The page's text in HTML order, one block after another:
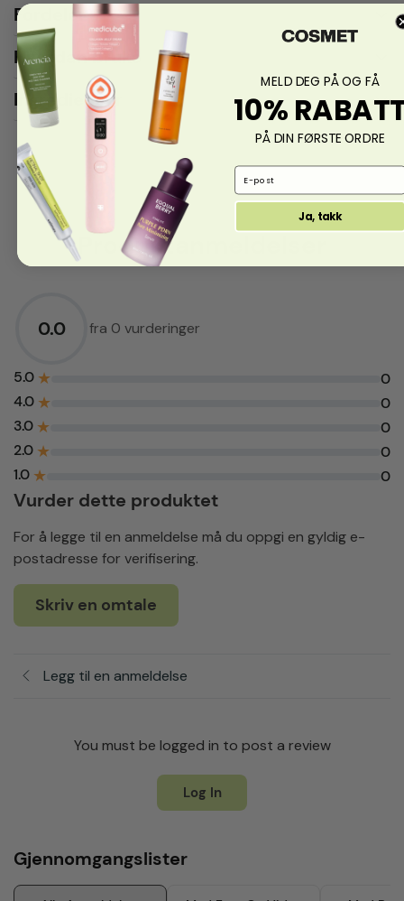
Fordeler
Hvordan bruke
Ingredienser
Produktanmeldelser
0.0 fra 0 vurderinger
5.0 ★
0
4.0 ★
0
3.0 ★
0
2.0 ★
0
1.0 ★ 0
Vurder dette produktet
For å legge til en anmeldelse må du oppgi en gyldig e-
postadresse for verifisering.
Skriv en omtale
Legg til en anmeldelse
You must be logged in to post a review
Log In
Gjennomgangslister
MELD DEG PÅ OG FÅ
10%
PÅ DIN FØRSTE ORDRE
Email Address
Ja, takk